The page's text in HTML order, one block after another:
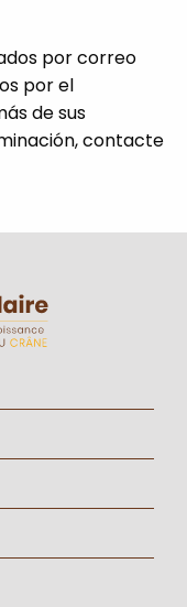
por correo
por el
de sus
contacte